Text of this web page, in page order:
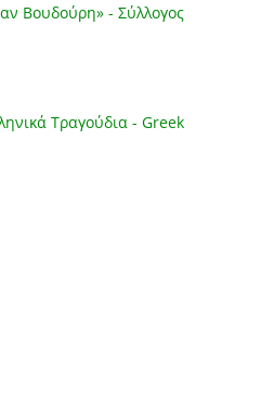
Βουδούρη» - Σύλλογος
Τραγούδια - Greek